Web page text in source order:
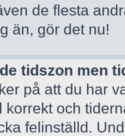
de flesta
än, gör det nu!
tidszon men
på att du har
korrekt och
felinställd.